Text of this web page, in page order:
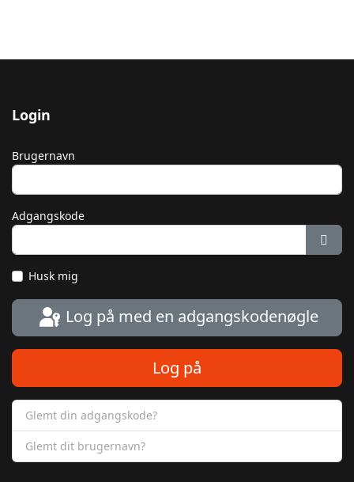
Login
Brugernavn
Adgangskode
Vis
Husk mig
Log på med en adgangskodenøgle
Log på
Glemt din adgangskode?
Glemt dit brugernavn?